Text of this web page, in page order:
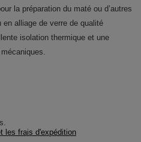
la préparation du maté ou d’autres
alliage de verre de qualité
isolation thermique et une
les frais d'expédition